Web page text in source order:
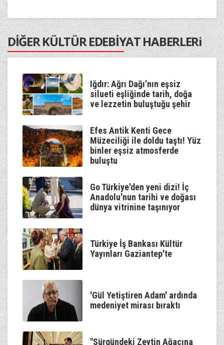
17:00 Venhar Sağıroğlu
20:00 Kum Saati
Murat Çetin
22:00 Kaan'la Geceye Ses Ver
Kaan Özdemir
00:00 Gölge Sizlerle
Talha Bora Öge
DİĞER KÜLTÜR EDEBİYAT HABERLERi
Iğdır: Ağrı Dağı’nın eşsiz
silueti eşliğinde tarih, doğa
ve lezzetin buluştuğu şehir
Efes Antik Kenti Gece
Müzeciliği ile doldu taştı! Yüz
binler eşsiz atmosferde
buluştu
Go Türkiye'den yeni dizi! İç
Anadolu'nun tarihi ve doğası
dünya vitrinine taşınıyor
Türkiye İş Bankası Kültür
Yayınları Gaziantep'te
'Gül Yetiştiren Adam' ardında
medeniyet mirası bıraktı
"Sürgündeki Zeytin Ağacına